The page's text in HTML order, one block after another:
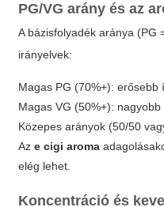
PG/VG arány és az
A bázisfolyadék aránya (PG
irányelvek:
Magas PG (70%+): erősebb
Magas VG (50%+):
Közepes arányok (50/50
Aze cigi aroma
elég lehet.
Koncentráció és